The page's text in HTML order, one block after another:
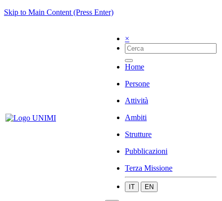
Skip to Main Content (Press Enter)
×
Home
Persone
Attività
Ambiti
Strutture
Pubblicazioni
Terza Missione
IT EN